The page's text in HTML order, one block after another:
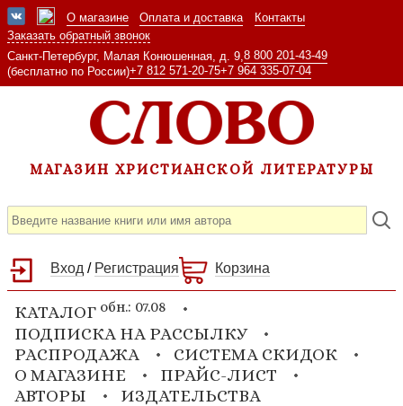
О магазине Оплата и доставка
Контакты
Заказать обратный звонок
Санкт-Петербург, Малая Конюшенная, д. 9, 8 800 201-43-49
(бесплатно по России)+7 812 571-20-75+7 964 335-07-04
МАГАЗИН ХРИСТИАНСКОЙ ЛИТЕРАТУРЫ
Вход / Регистрация Корзина
КАТАЛОГ обн.: 07.08
ПОДПИСКА НА РАССЫЛКУ
РАСПРОДАЖА
СИСТЕМА СКИДОК
О МАГАЗИНЕ
ПРАЙС-ЛИСТ
АВТОРЫ
ИЗДАТЕЛЬСТВА